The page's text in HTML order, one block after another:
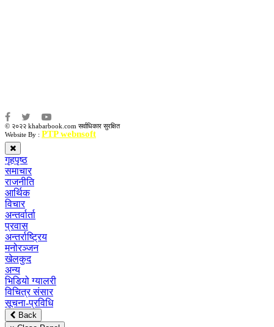
© २०२२ khabarbook.com सर्वाधिकार सुरक्षित
Website By : PTP webnsoft
गृहपृष्ठ
समाचार
राजनीति
आर्थिक
विचार
अन्तर्वार्ता
प्रवास
अन्तर्राष्ट्रिय
मनोरञ्जन
खेलकुद
अन्य
भिडियो ग्यालरी
विचित्र संसार
सूचना-प्रविधि
Back